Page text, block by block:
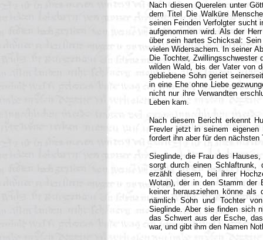
Nach diesen Querelen unter
dem Titel Die Walküre
seinen Feinden Verfolgter sucht
aufgenommen wird. Als der
über sein hartes Schicksal:
vielen Widersachern. In seiner
Die Tochter,
wilden Wald, bis der Vater von
gebliebene Sohn geriet
in eine Ehe ohne Liebe
nicht nur ihre Verwandten
Leben kam.
Nach diesem Bericht erkennt
Frevler jetzt in seinem
fordert ihn aber für den nächsten
Sieglinde, die Frau des
sorgt durch einen Schlaftrunk,
erzählt diesem, bei ihrer
Wotan), der in den Stamm der
keiner herausziehen könne
nämlich Sohn und Tochter
Sieglinde. Aber sie finden sich
das Schwert aus der Esche,
war, und gibt ihm den Namen